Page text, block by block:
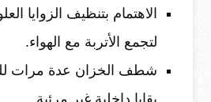
الاهتمام بتنظيف الزوايا
لتجمع الأتربة مع الهواء.
شطف الخزان عدة مرات
بقايا داخلية غير مرئية.